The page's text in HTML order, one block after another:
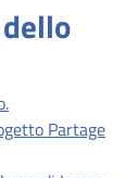
Partage